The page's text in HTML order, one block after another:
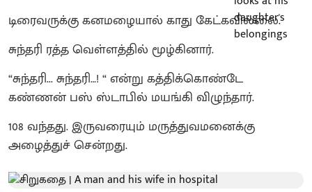
டிரைவருக்கு கனமழையால் காது கேட்கவில்லை.
சுந்தரி ரத்த வெள்ளத்தில் மூழ்கினார்.
“சுந்தரி... சுந்தரி…! “ என்று கத்திக்கொண்டே
கண்ணன் பஸ் ஸ்டாபில் மயங்கி விழுந்தார்.
108 வந்தது. இருவரையும் மருத்துவமனைக்கு
அழைத்துச் சென்றது.